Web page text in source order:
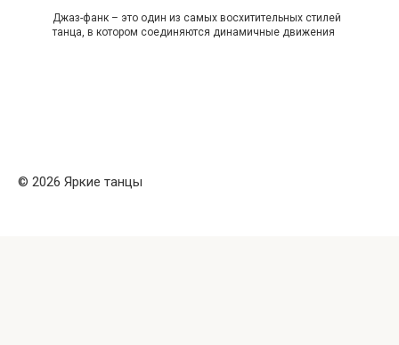
Джаз-фанк – это один из самых восхитительных стилей
танца, в котором соединяются динамичные движения
© 2026 Яркие танцы